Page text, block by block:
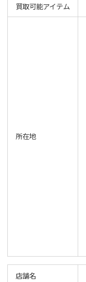
買取可能アイテム
所在地
店舗名